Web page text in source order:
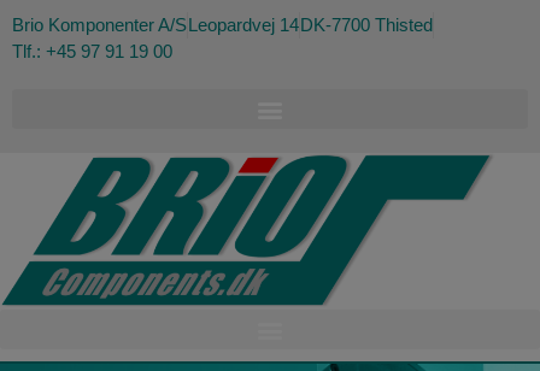
Brio Komponenter A/SLeopardvej 14DK-7700 Thisted
Tlf.: +45 97 91 19 00